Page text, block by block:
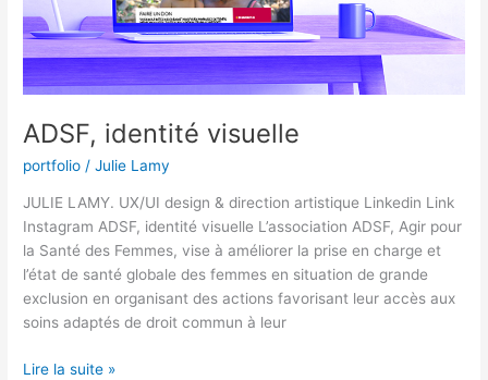
ADSF, identité visuelle
portfolio /Julie Lamy
JULIE LAMY. UX/UI design & direction artistique Linkedin Link
Instagram ADSF, identité visuelle​ L’association ADSF, Agir pour
la Santé des Femmes, vise à améliorer la prise en charge et
l’état de santé globale des femmes en situation de grande
exclusion en organisant des actions favorisant leur accès aux
soins adaptés de droit commun à leur
Lire la suite »